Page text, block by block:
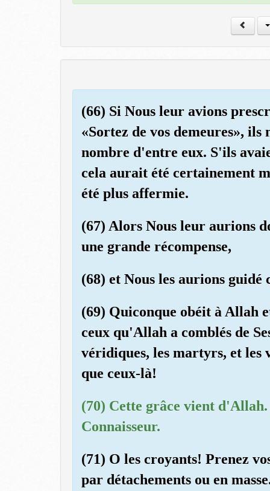
(66) Si Nous leur avions
«Sortez de vos demeures»,
nombre d'entre eux. S'ils
cela aurait été certainement
été plus affermie.
(67) Alors Nous leur aurions
une grande récompense,
(68) et Nous les aurions
(69) Quiconque obéit à Allah
ceux qu'Allah a comblés de
véridiques, les martyrs, et les
que ceux-là!
(70) Cette grâce vient
Connaisseur.
(71) O les croyants! Prenez
par détachements ou en